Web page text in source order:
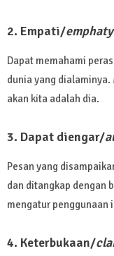
2. Empati/emphaty
Dapat memahami
dunia yang dialaminya.
akan kita adalah dia.
3. Dapat diengar/
Pesan yang
dan ditangkap dengan
mengatur penggunaan
4. Keterbukaan/